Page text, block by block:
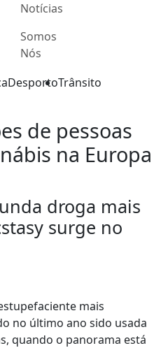
Notícias
Somos
Nós
DesportoTrânsito
de pessoas
na Europa
droga mais
surge no
mais
no último ano sido usada
quando o panorama está